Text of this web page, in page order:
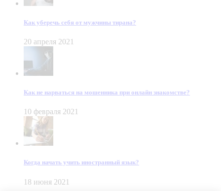
Как уберечь себя от мужчины тирана?
20 апреля 2021
Как не нарваться на мошенника при онлайн знакомстве?
10 февраля 2021
Когда начать учить иностранный язык?
18 июня 2021